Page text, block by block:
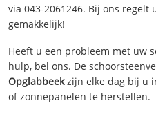
via 043-2061246. Bij ons
gemakkelijk!
Heeft u een probleem met uw
hulp, bel ons. De
Opglabbeekzijn elke dag bij u
of zonnepanelen te herstellen.